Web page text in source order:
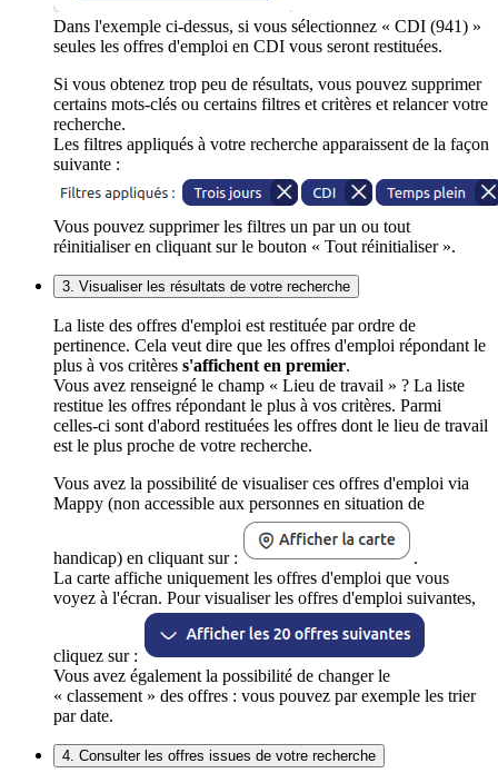
Dans l'exemple ci-dessus, si vous sélectionnez « CDI (941) »
seules les offres d'emploi en CDI vous seront restituées.
Si vous obtenez trop peu de résultats, vous pouvez supprimer
certains mots-clés ou certains filtres et critères et relancer votre
recherche.
Les filtres appliqués à votre recherche apparaissent de la façon
suivante :
Vous pouvez supprimer les filtres un par un ou tout
réinitialiser en cliquant sur le bouton « Tout réinitialiser ».
3. Visualiser les résultats de votre recherche
La liste des offres d'emploi est restituée par ordre de
pertinence. Cela veut dire que les offres d'emploi répondant le
plus à vos critères s'affichent en premier.
Vous avez renseigné le champ « Lieu de travail » ? La liste
restitue les offres répondant le plus à vos critères. Parmi
celles-ci sont d'abord restituées les offres dont le lieu de travail
est le plus proche de votre recherche.
Vous avez la possibilité de visualiser ces offres d'emploi via
Mappy (non accessible aux personnes en situation de
handicap) en cliquant sur :
.
La carte affiche uniquement les offres d'emploi que vous
voyez à l'écran. Pour visualiser les offres d'emploi suivantes,
cliquez sur :
Vous avez également la possibilité de changer le
« classement » des offres : vous pouvez par exemple les trier
par date.
4. Consulter les offres issues de votre recherche